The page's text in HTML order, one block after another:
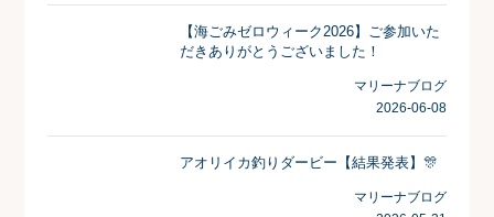
【海ごみゼロウィーク2026】ご参加いた
だきありがとうございました！
マリーナブログ
2026-06-08
アオリイカ釣りダービー【結果発表】🎊
マリーナブログ